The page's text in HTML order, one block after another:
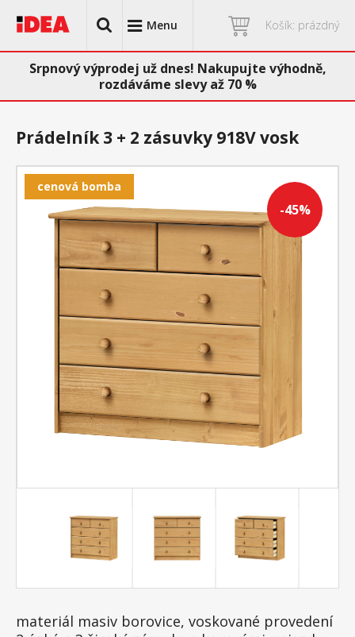
Menu Košík: prázdný
Srpnový výprodej už dnes! Nakupujte výhodně,
rozdáváme slevy až 70 %
-45%
cenová bomba
Prádelník 3 + 2 zásuvky 918V vosk
materiál masiv borovice, voskované provedení